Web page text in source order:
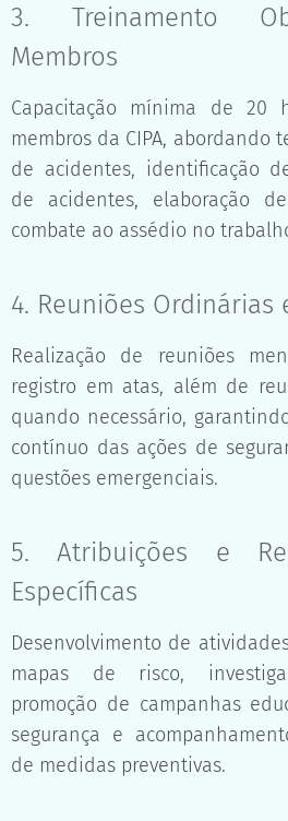
3. Treinamento
Membros
Capacitação mínima de 20
membros da CIPA, abordando
de acidentes, identificação
de acidentes, elaboração
combate ao assédio no
4. Reuniões Ordinárias
Realização de reuniões
registro em atas, além de
quando necessário,
contínuo das ações de
questões emergenciais.
5. Atribuições e
Específicas
Desenvolvimento de
mapas de risco,
promoção de campanhas
segurança e
de medidas preventivas.